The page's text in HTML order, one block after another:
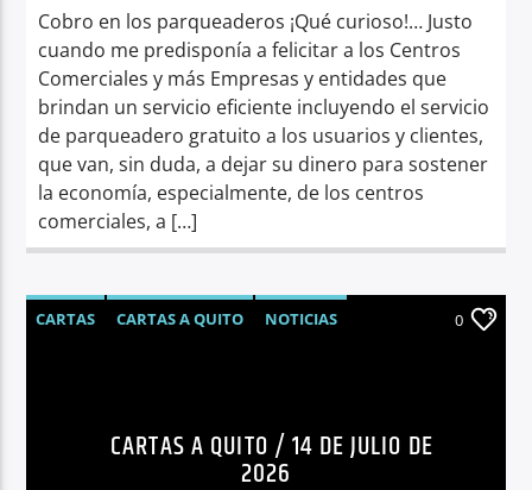
Cobro en los parqueaderos ¡Qué curioso!… Justo
cuando me predisponía a felicitar a los Centros
Comerciales y más Empresas y entidades que
brindan un servicio eficiente incluyendo el servicio
de parqueadero gratuito a los usuarios y clientes,
que van, sin duda, a dejar su dinero para sostener
la economía, especialmente, de los centros
comerciales, a […]
CARTAS CARTAS A QUITO
NOTICIAS
0
CARTAS A QUITO / 14 DE JULIO DE
2026